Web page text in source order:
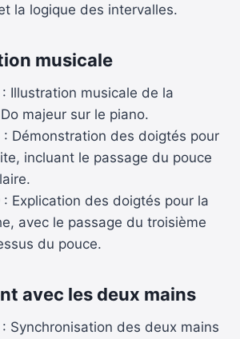
la logique des intervalles.
musicale
: Illustration musicale de la
majeur sur le piano.
: Démonstration des doigtés pour
incluant le passage du pouce
: Explication des doigtés pour la
avec le passage du troisième
du pouce.
avec les deux mains
: Synchronisation des deux mains